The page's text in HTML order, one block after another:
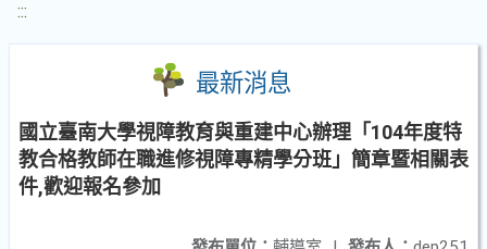
:::
最新消息
國立臺南大學視障教育與重建中心辦理「104年度特
教合格教師在職進修視障專精學分班」簡章暨相關表
件,歡迎報名參加